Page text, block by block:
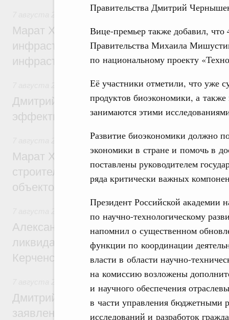
Правительства Дмитрий
Вице-премьер также добавил, что
Правительства Михаила
по национальному проекту
Её участники отметили, что уже
продуктов биоэкономики, а
занимаются этими
Развитие биоэкономики должно
экономики в стране и помочь в
поставлены руководителем
ряда критически важных
Президент Российской академии
по научно-технологическому
напомнил о существенном
функции по координации
власти в области научно-
на комиссию возложены
и научного обеспечения
в части управления бюджетными
исследований и разработок
Бюджеты субъектов Федерации.
Марат Хуснуллин: 15 объектов
инфраструктуры построили и обновили
инфраструктурным кредитам
Развитие сельских территорий
Дмитрий Патрушев: Синхронизация
эффективность поддержки сельских
Экономика городов. Городская среда
Марат Хуснуллин: «Единый заказчик»
строительство и реконструкцию более
объектов
Александр Козлов провёл заседание
ликвидации последствий чрезвычайной
Керченском проливе
Дмитрий Чернышенко: Установлен
заявлений от абитуриентов колледжей и